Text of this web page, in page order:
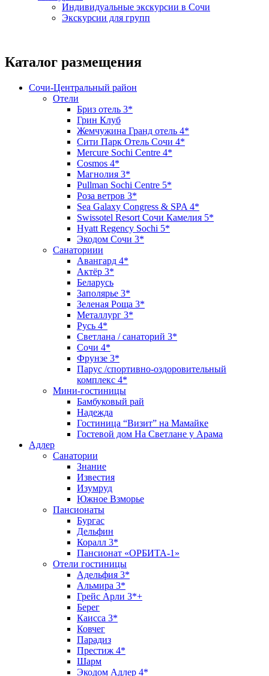
Индивидуальные экскурсии в Сочи
Экскурсии для групп
Каталог размещения
Сочи-Центральный район
Отели
Бриз отель 3*
Грин Клуб
Жемчужина Гранд отель 4*
Сити Парк Отель Сочи 4*
Mercure Sochi Centre 4*
Cosmos 4*
Магнолия 3*
Pullman Sochi Сеntre 5*
Роза ветров 3*
Sea Galaxy Congress & SPA 4*
Swissotel Resort Сочи Камелия 5*
Hyatt Regency Sochi 5*
Экодом Сочи 3*
Санаториии
Авангард 4*
Актёр 3*
Беларусь
Заполярье 3*
Зеленая Роща 3*
Металлург 3*
Русь 4*
Светлана / санаторий 3*
Сочи 4*
Фрунзе 3*
Парус /спортивно-оздоровительный
комплекс 4*
Мини-гостиницы
Бамбуковый рай
Надежда
Гостиница “Визит” на Мамайке
Гостевой дом На Светлане у Арама
Адлер
Санатории
Знание
Известия
Изумруд
Южное Взморье
Пансионаты
Бургас
Дельфин
Коралл 3*
Пансионат «ОРБИТА-1»
Отели гостиницы
Адельфия 3*
Альмира 3*
Грейс Арли 3*+
Берег
Каисса 3*
Ковчег
Парадиз
Престиж 4*
Шарм
Экодом Адлер 4*